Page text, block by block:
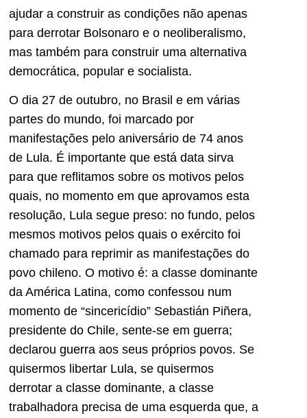
ajudar a construir as condições não apenas
para derrotar Bolsonaro e o neoliberalismo,
mas também para construir uma alternativa
democrática, popular e socialista.
O dia 27 de outubro, no Brasil e em várias
partes do mundo, foi marcado por
manifestações pelo aniversário de 74 anos
de Lula. É importante que está data sirva
para que reflitamos sobre os motivos pelos
quais, no momento em que aprovamos esta
resolução, Lula segue preso: no fundo, pelos
mesmos motivos pelos quais o exército foi
chamado para reprimir as manifestações do
povo chileno. O motivo é: a classe dominante
da América Latina, como confessou num
momento de “sincericídio” Sebastián Piñera,
presidente do Chile, sente-se em guerra;
declarou guerra aos seus próprios povos. Se
quisermos libertar Lula, se quisermos
derrotar a classe dominante, a classe
trabalhadora precisa de uma esquerda que, a